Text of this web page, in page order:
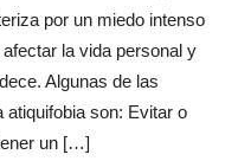
por un miedo intenso
la vida personal y
Algunas de las
son: Evitar o
un […]